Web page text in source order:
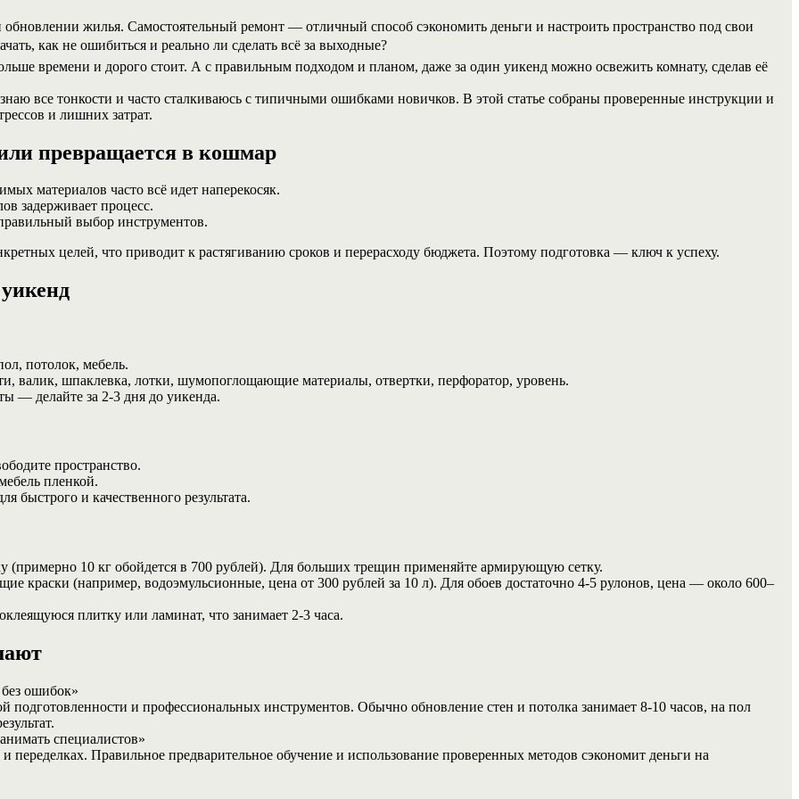
жилья. Самостоятельный ремонт — отличный способ сэкономить деньги и настроить пространство под свои
как не ошибиться и реально ли сделать всё за выходные?
времени и дорого стоит. А с правильным подходом и планом, даже за один уикенд можно освежить комнату, сделав её
все тонкости и часто сталкиваюсь с типичными ошибками новичков. В этой статье собраны проверенные инструкции и
и лишних затрат.
превращается в кошмар
материалов часто всё идет наперекосяк.
задерживает процесс.
выбор инструментов.
целей, что приводит к растягиванию сроков и перерасходу бюджета. Поэтому подготовка — ключ к успеху.
потолок, мебель.
валик, шпаклевка, лотки, шумопоглощающие материалы, отвертки, перфоратор, уровень.
— делайте за 2-3 дня до уикенда.
пространство.
пленкой.
и качественного результата.
10 кг обойдется в 700 рублей). Для больших трещин применяйте армирующую сетку.
краски (например, водоэмульсионные, цена от 300 рублей за 10 л). Для обоев достаточно 4-5 рулонов, цена — около 600–
плитку или ламинат, что занимает 2-3 часа.
ошибок»
подготовленности и профессиональных инструментов. Обычно обновление стен и потолка занимает 8-10 часов, на пол
специалистов»
переделках. Правильное предварительное обучение и использование проверенных методов сэкономит деньги на